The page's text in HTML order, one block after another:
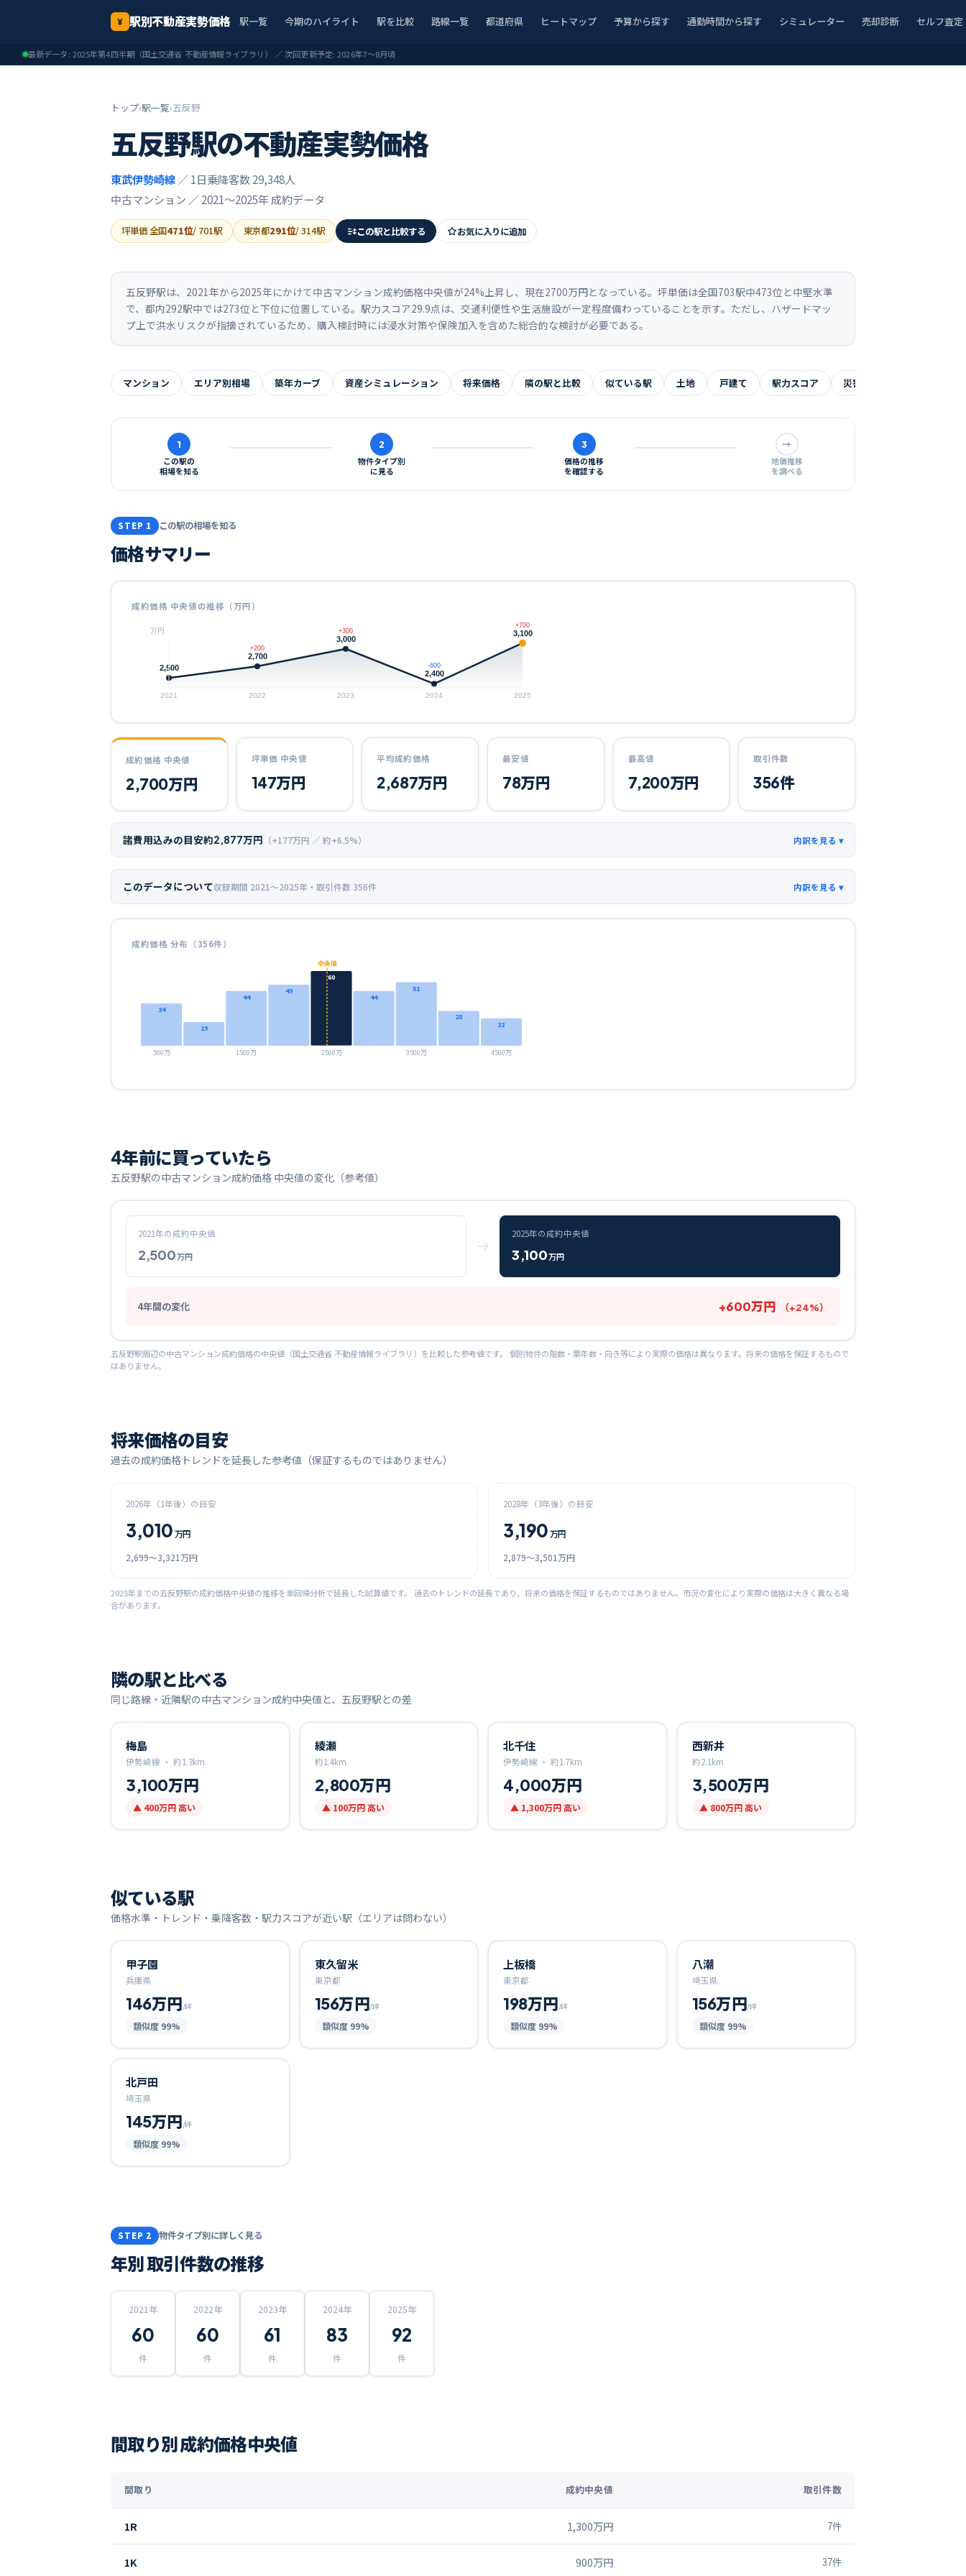
¥ 駅別不動産実勢価格 駅一覧 今期のハイライト 駅を比較 路線一覧 都道府県 ヒートマップ 予算から探す 通勤時間から探す シミュレーター 売却診断 セルフ査定
最新データ: 2025年第4四半期（国土交通省 不動産情報ライブラリ） ／ 次回更新予定:2026年7〜8月頃
トップ›駅一覧›五反野
五反野駅の不動産実勢価格
東武伊勢崎線 ／ 1日乗降客数 29,348人
中古マンション ／2021〜2025年成約データ
坪単価 全国471位/ 701駅 東京都291位/314駅 この駅と比較する お気に入りに追加
五反野駅は、2021年から2025年にかけて中古マンション成約価格中央値が24%上昇し、現在2700万円となっている。坪単価は全国703駅中473位と中堅水準
で、都内292駅中では273位と下位に位置している。駅力スコア29.9点は、交通利便性や生活施設が一定程度備わっていることを示す。ただし、ハザードマッ
プ上で洪水リスクが指摘されているため、購入検討時には浸水対策や保険加入を含めた総合的な検討が必要である。
マンション エリア別相場 築年カーブ 資産シミュレーション 将来価格 隣の駅と比較 似ている駅 土地 戸建て 駅力スコア 災害リスク
1
この駅の
相場を知る
2
物件タイプ別
に見る
3
価格の推移
を確認する
→
地価推移
を調べる
STEP 1 この駅の相場を知る
価格サマリー
成約価格 中央値の推移（万円）
万円
2,500
2021
2,700
+200
2022
3,000
+300
2023
2,400
-600
2024
3,100
+700
2025
成約価格 中央値
2,700万円
坪単価 中央値
147万円
平均成約価格
2,687万円
最安値
78万円
最高値
7,200万円
取引件数
356件
諸費用込みの目安約2,877万円 （+177万円 ／ 約+6.5%）
このデータについて収録期間 2021〜2025年 ・取引件数 356件
成約価格 分布（356件）
34
19
44
49
60
44
51
28
22
500万 1500万 2500万 3500万 4500万
中央値
4年前に買っていたら
五反野駅の中古マンション成約価格 中央値の変化（参考値）
2021年の成約中央値
2,500万円
2025年の成約中央値
3,100万円
4年間の変化 +600万円 （+24%）
五反野駅周辺の中古マンション成約価格の中央値（国土交通省 不動産情報ライブラリ）を比較した参考値です。 個別物件の階数・築年数・向き等により実際の価格は異なります。将来の価格を保証するもので
はありません。
将来価格の目安
過去の成約価格トレンドを延長した参考値（保証するものではありません）
2026年（1年後）の目安
3,010 万円
2,699〜3,321 万円
2028年（3年後）の目安
3,190 万円
2,879〜3,501 万円
2025年までの五反野駅の成約価格中央値の推移を単回帰分析で延長した試算値です。 過去のトレンドの延長であり、将来の価格を保証するものではありません。市況の変化により実際の価格は大きく異なる場
合があります。
隣の駅と比べる
同じ路線・近隣駅の中古マンション成約中央値と、 五反野駅との差
梅島
伊勢崎線 ・ 約1.3km
3,100万円
▲ 400万円高い
綾瀬
約1.4km
2,800万円
▲ 100万円 高い
北千住
伊勢崎線 ・ 約1.7km
4,000万円
▲ 1,300万円高い
西新井
約2.1km
3,500万円
▲ 800万円 高い
似ている駅
価格水準・トレンド・乗降客数・駅力スコアが近い駅（エリアは問わない）
甲子園
兵庫県
146万円/坪
類似度 99%
東久留米
東京都
156万円/坪
類似度 99%
上板橋
東京都
198万円/坪
類似度 99%
八潮
埼玉県
156万円/坪
類似度 99%
北戸田
埼玉県
145万円/坪
類似度 99%
STEP 2 物件タイプ別に詳しく見る
年別 取引件数の推移
2021 年
60
件
2022年
60
件
2023年
61
件
2024年
83
件
2025年
92
件
間取り別 成約価格中央値
間取り 成約中央値 取引件数
1R 1,300万円 7件
1K 900万円 37件